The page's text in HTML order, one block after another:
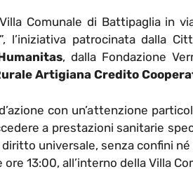
Comunale di Battipaglia in
”, l’iniziativa patrocinata dalla
, dalla Fondazione
Artigiana Credito
con un’attenzione
a prestazioni sanitarie
universale, senza confini
13:00, all’interno della Villa